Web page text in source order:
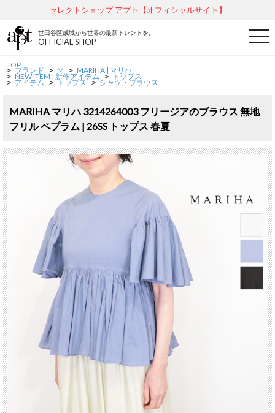
セレクトショップ アプト【オフィシャルサイト】
世田谷区成城から世界の最新トレンドを。
OFFICIAL SHOP
t
o
v
i
i
TOP
> ブランド > M > MARIHA | マリハ
> NEW ITEM | 新作アイテム > トップス
> アイテム > トップス > シャツ・ブラウス
MARIHA マリハ 3214264003 フリージアのブラウス 無地
フリル ペプラム | 26SS トップス 春夏